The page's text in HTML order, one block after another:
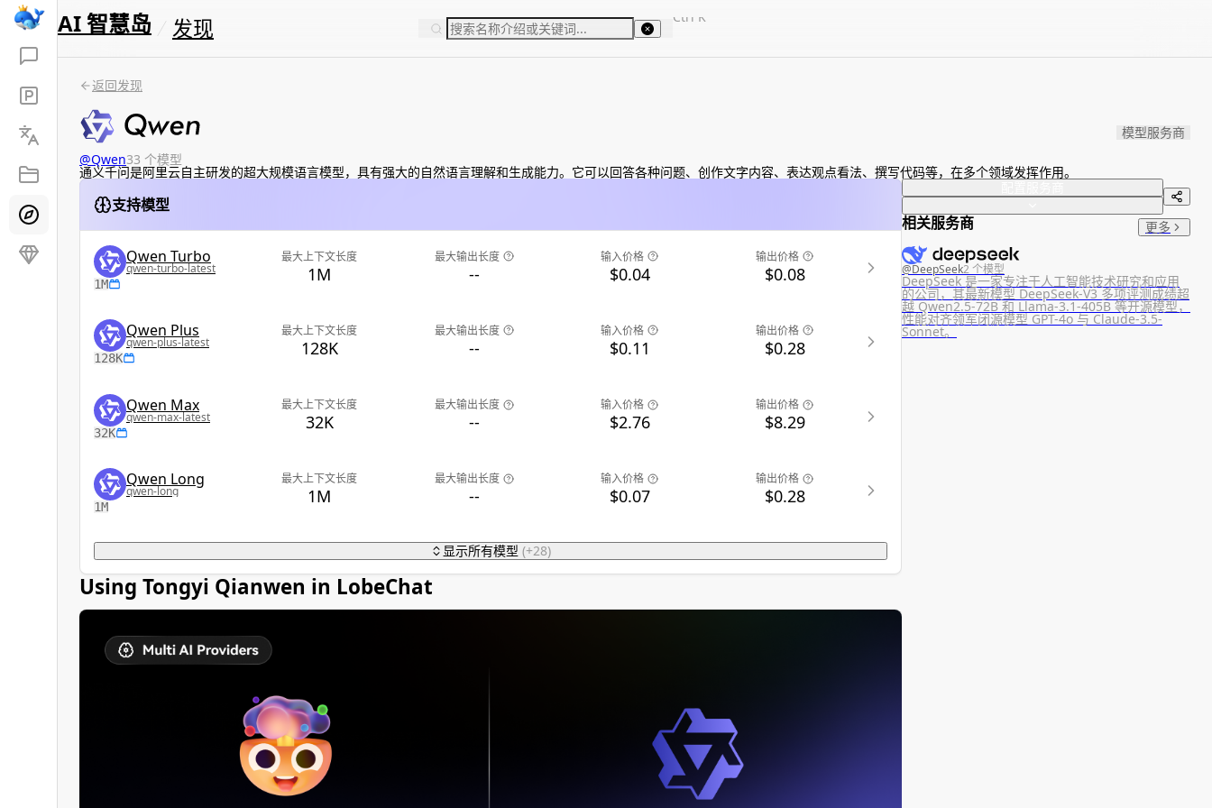
AI 智慧岛 发现 Ctrl K
返回发现
@Qwen33 个模型
模型服务商
通义千问是阿里云自主研发的超大规模语言模型，具有强大的自然语言理解和生成能力。它可以回答各种问题、创作文字内容、表达观点看法、撰写代码等，在多个领域发挥作用。
支持模型
Qwen Turbo
qwen-turbo-latest
1M
最大上下文长度
1M
最大输出长度
--
输入价格
$0.04
输出价格
$0.08
Qwen Plus
qwen-plus-latest
128K
最大上下文长度
128K
最大输出长度
--
输入价格
$0.11
输出价格
$0.28
Qwen Max
qwen-max-latest
32K
最大上下文长度
32K
最大输出长度
--
输入价格
$2.76
输出价格
$8.29
Qwen Long
qwen-long
1M
最大上下文长度
1M
最大输出长度
--
输入价格
$0.07
输出价格
$0.28
显示所有模型 (+28)
Using Tongyi Qianwen in LobeChat
相关服务商 更多
@DeepSeek2 个模型
DeepSeek 是一家专注于人工智能技术研究和应用
的公司，其最新模型 DeepSeek-V3 多项评测成绩超
越 Qwen2.5-72B 和 Llama-3.1-405B 等开源模型，
性能对齐领军闭源模型 GPT-4o 与 Claude-3.5-
Sonnet。